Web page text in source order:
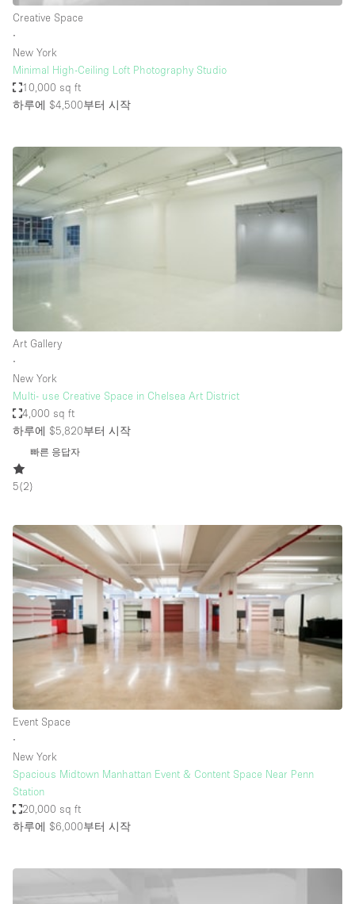
Unique Space
공간 기능
Bar
Bathroom
Car Display
Daylight
Electricity
Elevator
Fitting Rooms
Furniture
Garden
Handicap Accessible
Haussmann Style
Heating
Industrial
Internet
Kitchen
Liquor Licence
Multiple Rooms
Private Parking
Creative Space
∙
New York
Minimal High-Ceiling Loft Photography Studio
10,000 sq ft
하루에 $4,500부터 시작
Art Gallery
∙
New York
Multi- use Creative Space in Chelsea Art District
4,000 sq ft
하루에 $5,820부터 시작
빠른 응답자
5(2)
Event Space
∙
New York
Spacious Midtown Manhattan Event & Content Space Near Penn
Station
20,000 sq ft
하루에 $6,000부터 시작